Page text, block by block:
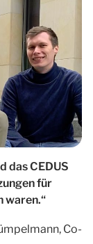
das CEDUS
für
waren.“
Co-